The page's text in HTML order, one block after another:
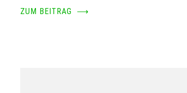
ZUM BEITRAG ⟶